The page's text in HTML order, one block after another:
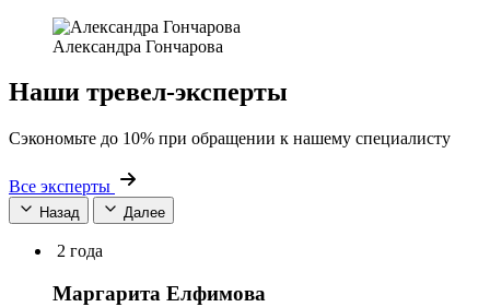
Александра Гончарова
Наши тревел-эксперты
Сэкономьте до 10% при обращении к нашему специалисту
Все эксперты
Назад Далее
2 года
Маргарита Елфимова